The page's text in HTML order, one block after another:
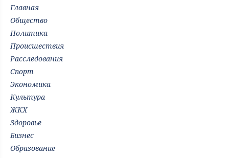
Главная
Общество
Политика
Происшествия
Расследования
Спорт
Экономика
Культура
ЖКХ
Здоровье
Бизнес
Образование